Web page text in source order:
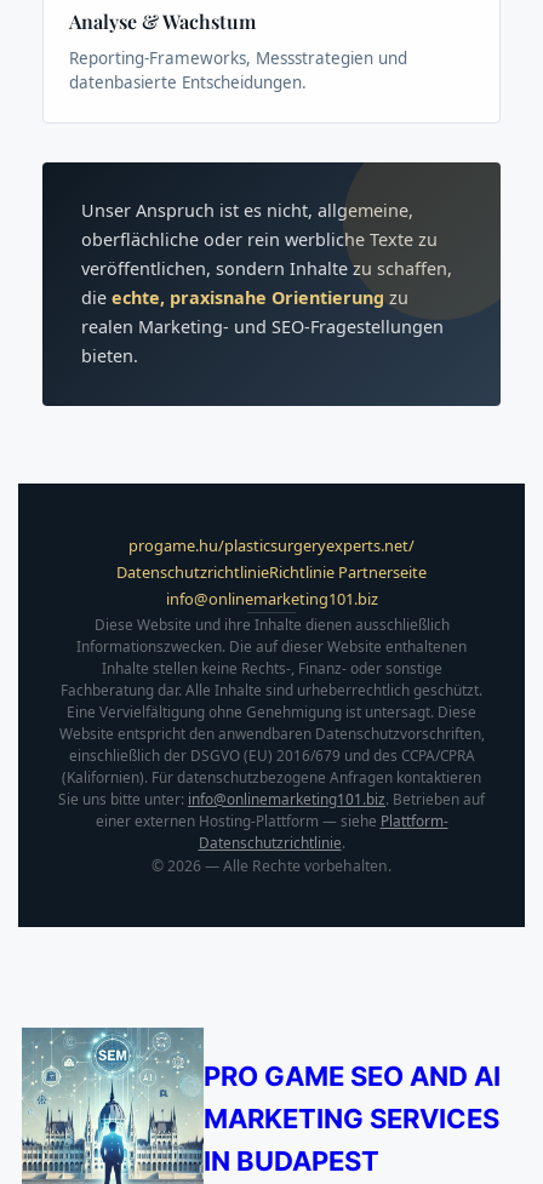
Analyse & Wachstum
Reporting-Frameworks, Messstrategien und
datenbasierte Entscheidungen.
Unser Anspruch ist es nicht, allgemeine,
oberflächliche oder rein werbliche Texte zu
veröffentlichen, sondern Inhalte zu schaffen,
die echte, praxisnahe Orientierung zu
realen Marketing- und SEO-Fragestellungen
bieten.
progame.hu/plasticsurgeryexperts.net/
DatenschutzrichtlinieRichtlinie Partnerseite
info@onlinemarketing101.biz
Diese Website und ihre Inhalte dienen ausschließlich
Informationszwecken. Die auf dieser Website enthaltenen
Inhalte stellen keine Rechts-, Finanz- oder sonstige
Fachberatung dar. Alle Inhalte sind urheberrechtlich geschützt.
Eine Vervielfältigung ohne Genehmigung ist untersagt. Diese
Website entspricht den anwendbaren Datenschutzvorschriften,
einschließlich der DSGVO (EU) 2016/679 und des CCPA/CPRA
(Kalifornien). Für datenschutzbezogene Anfragen kontaktieren
Sie uns bitte unter: info@onlinemarketing101.biz. Betrieben auf
einer externen Hosting-Plattform — siehe Plattform-
Datenschutzrichtlinie.
©2026— Alle Rechte vorbehalten.
PRO GAME SEO AND AI
MARKETING SERVICES
IN BUDAPEST